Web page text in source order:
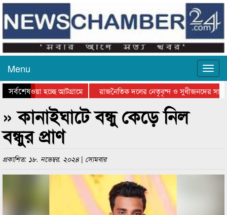
Menu
সর্বশেষ
যাওয়া হচ্ছে আটগ্রামে
রাজনৈতিক দলের নেতৃবৃন্দ ও সুধীজনদের সাথে
পুরস্কার বিতরণ সম্পন্ন
সিলেটে বাংলাদেশ গ্রুপ থিয়েটার
» কানাইঘাটে বন্ধু কেড়ে নিল
বন্ধুর প্রাণ
প্রকাশিত: ১৮. নভেম্বর. ২০২৪ | সোমবার